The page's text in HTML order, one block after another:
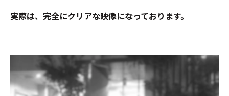
実際は、完全にクリアな映像になっております。